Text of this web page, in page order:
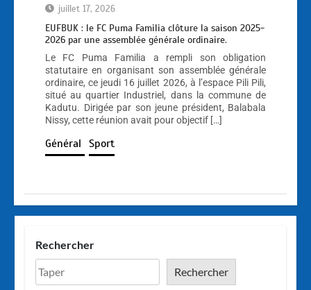
juillet 17, 2026
EUFBUK : le FC Puma Familia clôture la saison 2025-
2026 par une assemblée générale ordinaire.
Le FC Puma Familia a rempli son obligation
statutaire en organisant son assemblée générale
ordinaire, ce jeudi 16 juillet 2026, à l’espace Pili Pili,
situé au quartier Industriel, dans la commune de
Kadutu. Dirigée par son jeune président, Balabala
Nissy, cette réunion avait pour objectif […]
Général Sport
Rechercher
Rechercher